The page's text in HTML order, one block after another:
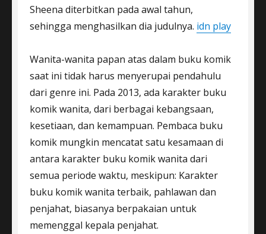
Sheena diterbitkan pada awal tahun,
sehingga menghasilkan dia judulnya. idn play
Wanita-wanita papan atas dalam buku komik
saat ini tidak harus menyerupai pendahulu
dari genre ini. Pada 2013, ada karakter buku
komik wanita, dari berbagai kebangsaan,
kesetiaan, dan kemampuan. Pembaca buku
komik mungkin mencatat satu kesamaan di
antara karakter buku komik wanita dari
semua periode waktu, meskipun: Karakter
buku komik wanita terbaik, pahlawan dan
penjahat, biasanya berpakaian untuk
memenggal kepala penjahat.